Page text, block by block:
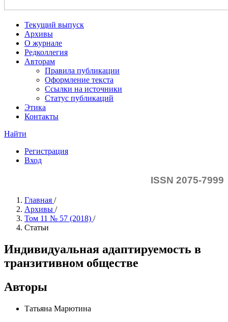
Текущий выпуск
Архивы
О журнале
Редколлегия
Авторам
Правила публикации
Оформление текста
Ссылки на источники
Статус публикаций
Этика
Контакты
Найти
Регистрация
Вход
ISSN 2075-7999
Главная /
Архивы /
Том 11 № 57 (2018) /
Статьи
Индивидуальная адаптируемость в
транзитивном обществе
Авторы
Татьяна Марютина